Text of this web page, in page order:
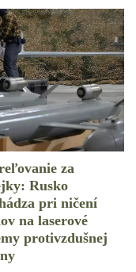
za
Rusko
pri ničení
na laserové
protivzdušnej